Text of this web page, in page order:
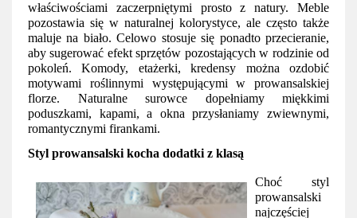
właściwościami zaczerpniętymi prosto z natury. Meble
pozostawia się w naturalnej kolorystyce, ale często także
maluje na biało. Celowo stosuje się ponadto przecieranie,
aby sugerować efekt sprzętów pozostających w rodzinie od
pokoleń. Komody, etażerki, kredensy można ozdobić
motywami roślinnymi występującymi w prowansalskiej
florze. Naturalne surowce dopełniamy miękkimi
poduszkami, kapami, a okna przysłaniamy zwiewnymi,
romantycznymi firankami.
Styl prowansalski kocha dodatki z klasą
Choć styl
prowansalski
najczęściej